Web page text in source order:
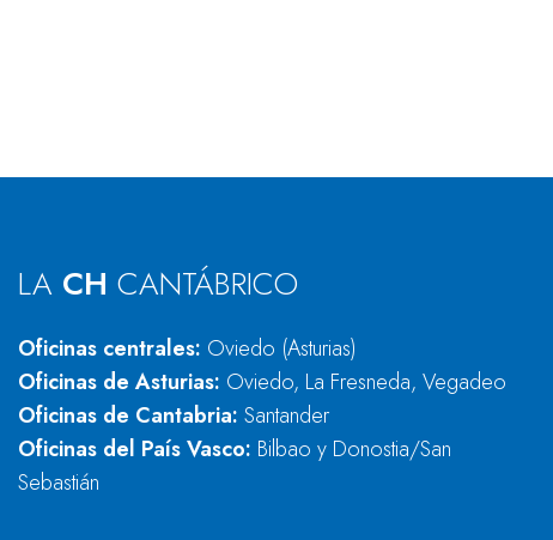
LA CH CANTÁBRICO
Oficinas centrales: Oviedo (Asturias)
Oficinas de Asturias: Oviedo, La Fresneda, Vegadeo
Oficinas de Cantabria: Santander
Oficinas del País Vasco: Bilbao y Donostia/San
Sebastián